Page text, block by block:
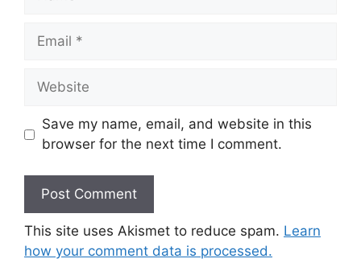
Email
Website
Save my name, email, and website in this
browser for the next time I comment.
This site uses Akismet to reduce spam. Learn
how your comment data is processed.